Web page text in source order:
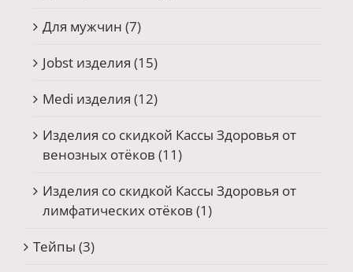
Для мужчин (7)
Jobst изделия (15)
Medi изделия (12)
Изделия со скидкой Кассы Здоровья от
венозных отёков (11)
Изделия со скидкой Кассы Здоровья от
лимфатических отёков (1)
Тейпы (3)